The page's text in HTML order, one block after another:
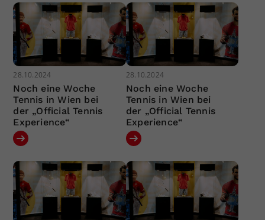
28.10.2024
Noch eine Woche
Tennis in Wien bei
der „Official Tennis
Experience“
28.10.2024
Noch eine Woche
Tennis in Wien bei
der „Official Tennis
Experience“